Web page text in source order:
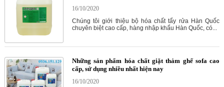
16/10/2020
Chúng tôi giới thiệu bộ hóa chất tẩy rửa Hàn Quốc
chuyên biệt cao cấp, hàng nhập khẩu Hàn Quốc, có...
Những sản phẩm hóa chất giặt thảm ghế sofa cao
cấp, sử dụng nhiều nhất hiện nay
16/10/2020